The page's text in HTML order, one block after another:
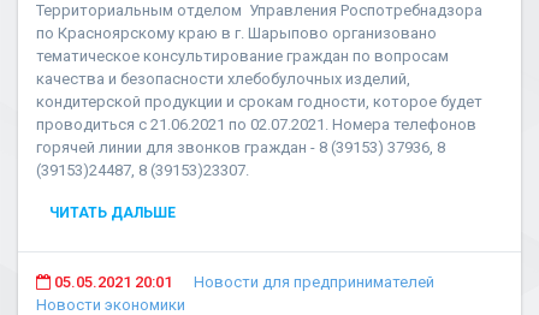
Территориальным отделом Управления Роспотребнадзора
по Красноярскому краю в г. Шарыпово организовано
тематическое консультирование граждан по вопросам
качества и безопасности хлебобулочных изделий,
кондитерской продукции и срокам годности, которое будет
проводиться с 21.06.2021 по 02.07.2021. Номера телефонов
горячей линии для звонков граждан - 8 (39153) 37936, 8
(39153)24487, 8 (39153)23307.
ЧИТАТЬ ДАЛЬШЕ
05.05.2021 20:01
Новости для предпринимателей
Новости экономики